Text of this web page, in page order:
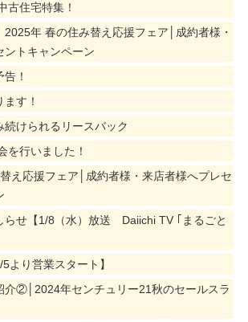
古住宅特集！
2025年 春の住み替え応援フェア│成約者様・
ントキャンペーン
！
す！
続けられるリースバック
を行いました！
え応援フェア│成約者様・来店者様へプレセ
らせ【1/8（水）放送 Daiichi TV ｢まるごと
より営業スタート】
②│2024年センチュリー21秋のセールスラ